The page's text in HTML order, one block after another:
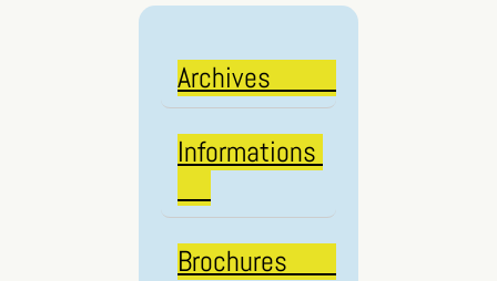
Archives
Informations
Brochures